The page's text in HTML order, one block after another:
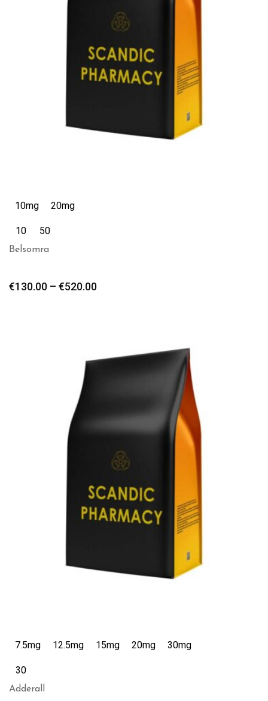
10mg 20mg
10 50
Belsomra
€130.00 – €520.00
7.5mg 12.5mg 15mg 20mg 30mg
30
Adderall